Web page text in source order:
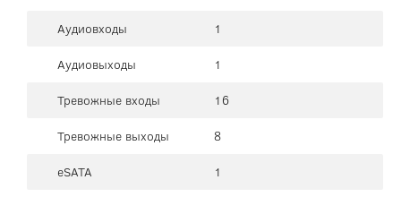
Аудиовходы
1
Аудиовыходы
1
Тревожные входы
16
Тревожные выходы
8
eSATA
1